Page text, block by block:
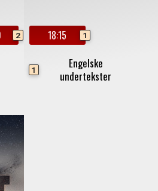
2 18:15 1
1
Engelske
undertekster